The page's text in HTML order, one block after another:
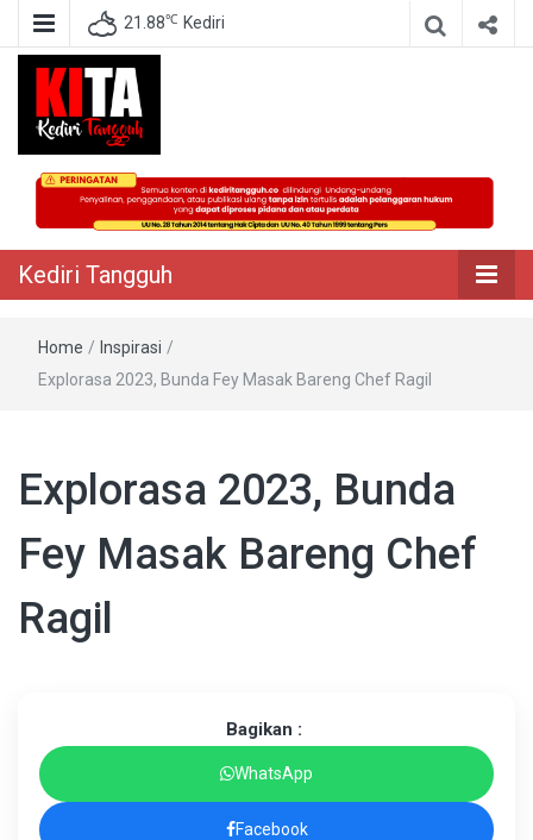
21.88℃ Kediri
Kediri Tangguh
Berita Akurat Terpercaya
Kediri Tangguh
Home / Inspirasi /
Explorasa 2023, Bunda Fey Masak Bareng Chef Ragil
Explorasa 2023, Bunda
Fey Masak Bareng Chef
Ragil
Bagikan :
WhatsApp
Facebook